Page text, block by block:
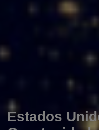
Estados